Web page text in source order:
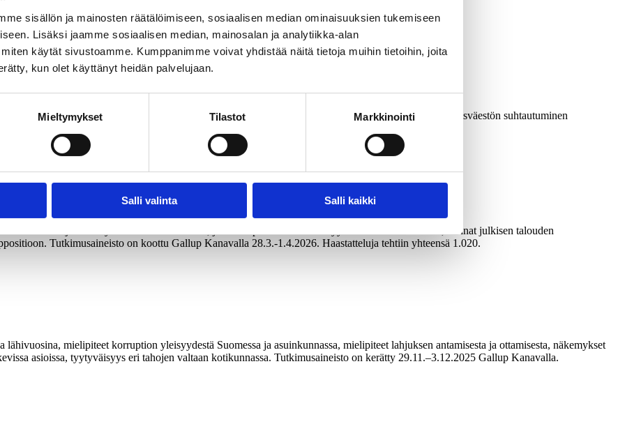
sisällön ja mainosten räätälöimiseen, sosiaalisen median ominaisuuksien tukemiseen
Lisäksi jaamme sosiaalisen median, mainosalan ja analytiikka-alan
käytät sivustoamme. Kumppanimme voivat yhdistää näitä tietoja muihin tietoihin, joita
kun olet käyttänyt heidän palvelujaan.
Mieltymykset Tilastot Markkinointi
Salli valinta Salli kaikki
pohjan vahvistamiseksi, suomalaisen aikuisväestön näkemykset verotuksesta, suomalaisen aikuisväestön suhtautuminen
velkajarrun käyttöönottoon Suomessa, julkisten palveluiden riittävyys omassa kotikunnassa, kannat julkisen talouden
Tutkimusaineisto on koottu Gallup Kanavalla 28.3.-1.4.2026. Haastatteluja tehtiin yhteensä 1.020.
mielipiteet korruption yleisyydestä Suomessa ja asuinkunnassa, mielipiteet lahjuksen antamisesta ja ottamisesta, näkemykset
asioissa, tyytyväisyys eri tahojen valtaan kotikunnassa. Tutkimusaineisto on kerätty 29.11.–3.12.2025 Gallup Kanavalla.